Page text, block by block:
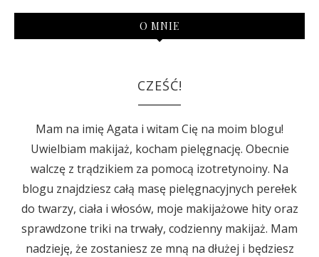
O MNIE
CZEŚĆ!
Mam na imię Agata i witam Cię na moim blogu!
Uwielbiam makijaż, kocham pielęgnację. Obecnie
walczę z trądzikiem za pomocą izotretynoiny. Na
blogu znajdziesz całą masę pielęgnacyjnych perełek
do twarzy, ciała i włosów, moje makijażowe hity oraz
sprawdzone triki na trwały, codzienny makijaż. Mam
nadzieję, że zostaniesz ze mną na dłużej i będziesz